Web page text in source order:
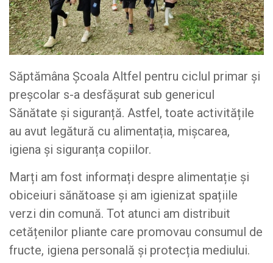
Săptămâna Școala Altfel pentru ciclul primar și
preșcolar s-a desfășurat sub genericul
Sănătate și siguranță. Astfel, toate activitățile
au avut legătură cu alimentația, mișcarea,
igiena și siguranța copiilor.
Marți am fost informați despre alimentație și
obiceiuri sănătoase și am igienizat spațiile
verzi din comună. Tot atunci am distribuit
cetățenilor pliante care promovau consumul de
fructe, igiena personală și protecția mediului.